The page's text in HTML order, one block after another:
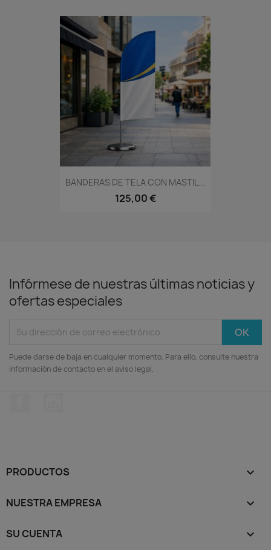
BANDERAS DE TELA CON MASTIL...
125,00 €
Infórmese de nuestras últimas noticias y
ofertas especiales
Puede darse de baja en cualquier momento. Para ello, consulte nuestra
información de contacto en el aviso legal.
PRODUCTOS 
NUESTRA EMPRESA 
SU CUENTA 